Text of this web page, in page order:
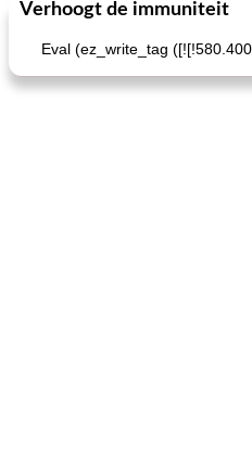
65min
Feestdagen en evenementen
Verhoogt de immuniteit
Eval (ez_write_tag ([![!580.400